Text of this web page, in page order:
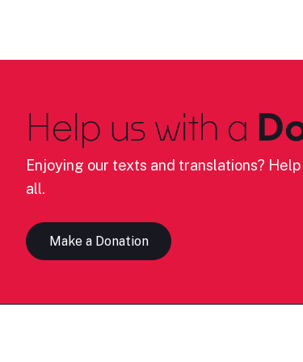
Help us with a
Enjoying our texts and translations?
all.
Make a Donation